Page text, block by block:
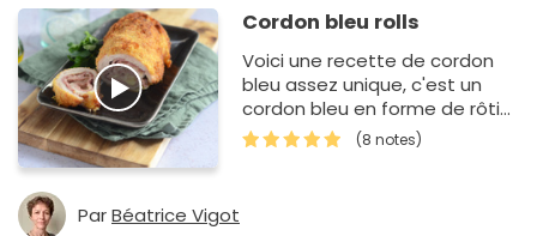
Cordon bleu rolls
Voici une recette de cordon
bleu assez unique, c'est un
cordon bleu en forme de rôti
et quand on le découpe, on
obtient des beaux rolls
(8 notes)
ParBéatrice Vigot